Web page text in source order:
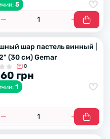
5
шар пастель винный |
(30 см) Gemar
0
грн
1